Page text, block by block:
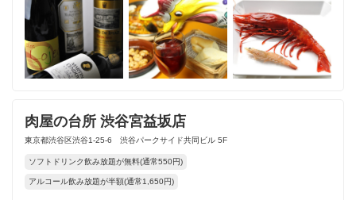
肉屋の台所 渋谷宮益坂店
東京都渋谷区渋谷1-25-6 渋谷パークサイド共同ビル 5F
ソフトドリンク飲み放題が無料(通常550円)
アルコール飲み放題が半額(通常1,650円)